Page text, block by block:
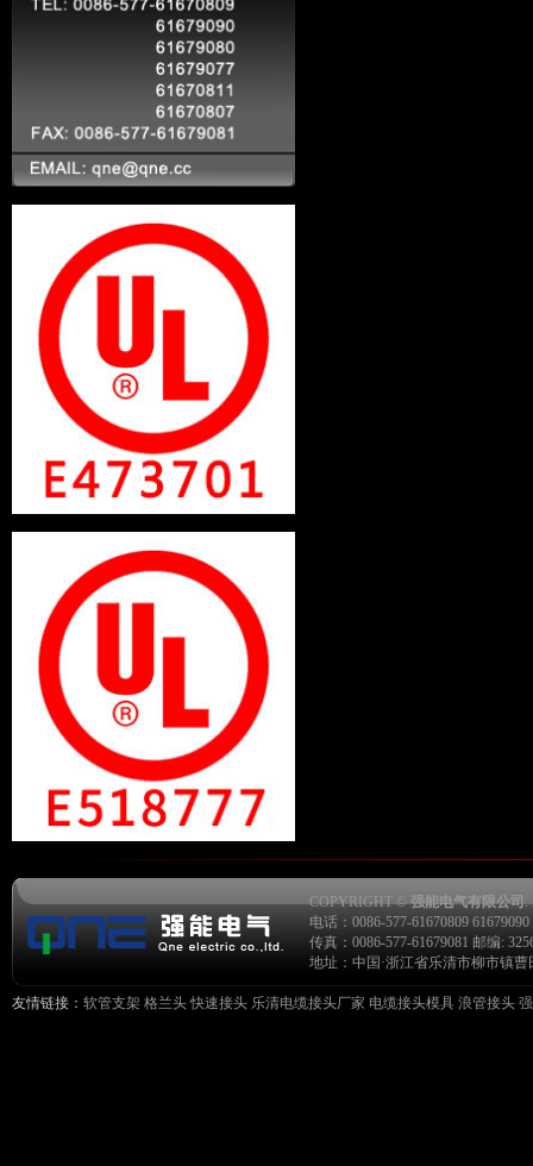
COPYRIGHT ©强能电气有限公司.
电话：0086-577-61670809
传真：0086-577-61679081 邮编:
地址：中国·浙江省乐清市柳市镇
友情链接： 软管支架 格兰头 快速接头 乐清电缆接头厂家 电缆接头模具 浪管接头